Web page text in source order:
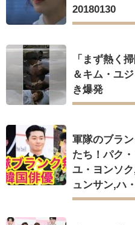
20180130
「まず熱く
＆キム・ユ
き爆発
軍隊のブラ
たち！パク
ユ・ヨンソ
ュンサン,ハ